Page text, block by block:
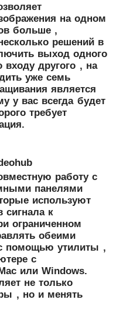
на одном
больше ,
решений в
выход одного
входу другого , на
уже семь
является
у вас всегда будет
требует
работу с
панелями
используют
сигнала к
ограниченном
обеими
помощью утилиты ,
с
или Windows.
не только
, но и менять